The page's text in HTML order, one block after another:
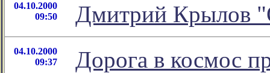
04.10.2000
09:50
Дмитрий Крылов
04.10.2000
09:37
Дорога в космос